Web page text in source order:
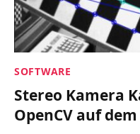
SOFTWARE
Stereo Kamera
OpenCV auf